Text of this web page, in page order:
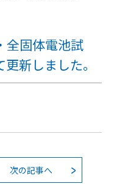
全固体電池試
新しました。
次の記事へ